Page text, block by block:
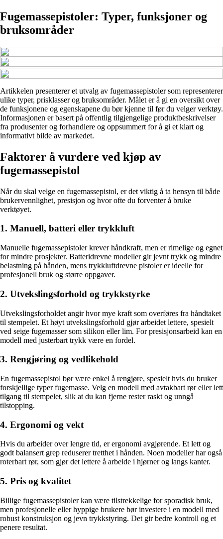
Fugemassepistoler: Typer, funksjoner og
bruksområder
Artikkelen presenterer et utvalg av fugemassepistoler som representerer
ulike typer, prisklasser og bruksområder. Målet er å gi en oversikt over
de funksjonene og egenskapene du bør kjenne til før du velger verktøy.
Informasjonen er basert på offentlig tilgjengelige produktbeskrivelser
fra produsenter og forhandlere og oppsummert for å gi et klart og
informativt bilde av markedet.
Faktorer å vurdere ved kjøp av
fugemassepistol
Når du skal velge en fugemassepistol, er det viktig å ta hensyn til både
brukervennlighet, presisjon og hvor ofte du forventer å bruke
verktøyet.
1. Manuell, batteri eller trykkluft
Manuelle fugemassepistoler krever håndkraft, men er rimelige og egnet
for mindre prosjekter. Batteridrevne modeller gir jevnt trykk og mindre
belastning på hånden, mens trykkluftdrevne pistoler er ideelle for
profesjonell bruk og større oppgaver.
2. Utvekslingsforhold og trykkstyrke
Utvekslingsforholdet angir hvor mye kraft som overføres fra håndtaket
til stempelet. Et høyt utvekslingsforhold gjør arbeidet lettere, spesielt
ved seige fugemasser som silikon eller lim. For presisjonsarbeid kan en
modell med justerbart trykk være en fordel.
3. Rengjøring og vedlikehold
En fugemassepistol bør være enkel å rengjøre, spesielt hvis du bruker
forskjellige typer fugemasse. Velg en modell med avtakbart rør eller lett
tilgang til stempelet, slik at du kan fjerne rester raskt og unngå
tilstopping.
4. Ergonomi og vekt
Hvis du arbeider over lengre tid, er ergonomi avgjørende. Et lett og
godt balansert grep reduserer tretthet i hånden. Noen modeller har også
roterbart rør, som gjør det lettere å arbeide i hjørner og langs kanter.
5. Pris og kvalitet
Billige fugemassepistoler kan være tilstrekkelige for sporadisk bruk,
men profesjonelle eller hyppige brukere bør investere i en modell med
robust konstruksjon og jevn trykkstyring. Det gir bedre kontroll og et
penere resultat.